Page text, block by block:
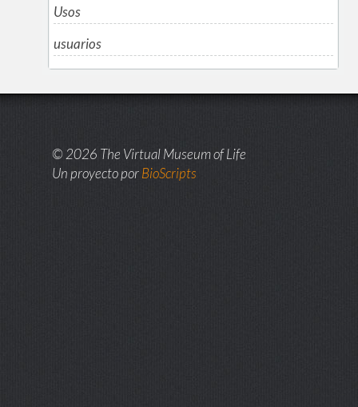
Usos
usuarios
© 2026 The Virtual Museum of Life
Un proyecto porBioScripts